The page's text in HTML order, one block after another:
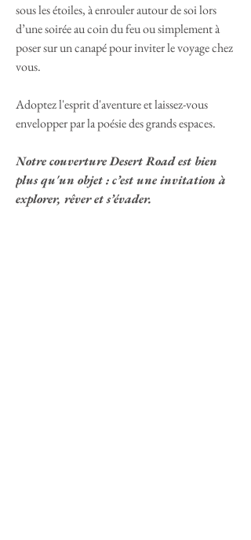
sous les étoiles, à enrouler autour de soi lors
d’une soirée au coin du feu ou simplement à
poser sur un canapé pour inviter le voyage chez
vous.
Adoptez l'esprit d'aventure et laissez-vous
envelopper par la poésie des grands espaces.
Notre couverture Desert Road est bien
plus qu'un objet : c’est une invitation à
explorer, rêver et s’évader.